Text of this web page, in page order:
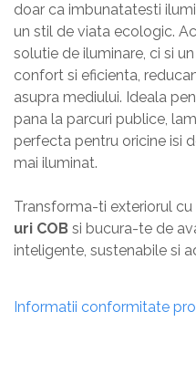
doar ca imbunatatesti
un stil de viata ecologic.
solutie de iluminare, ci si
confort si eficienta,
asupra mediului. Ideala
pana la parcuri publice,
perfecta pentru oricine isi
mai iluminat.
Transforma-ti exteriorul cu
uri COB si bucura-te de
inteligente, sustenabile si
Informatii conformitate